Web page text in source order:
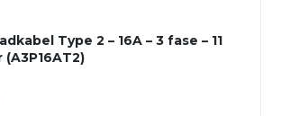
Type 2 – 16A – 3 fase – 11